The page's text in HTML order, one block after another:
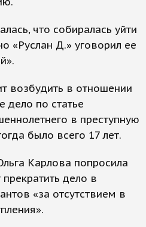
что собиралась уйти
«Руслан Д.» уговорил ее
возбудить в отношении
дело по статье
в преступную
было всего 17 лет.
Карлова попросила
дело в
«за отсутствием в